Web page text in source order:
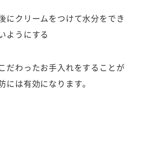
にクリームをつけて水分をでき
ようにする
だわったお手入れをすることが
には有効になります。